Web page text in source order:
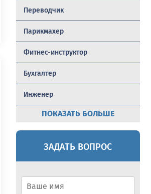
Переводчик
Парикмахер
Фитнес-инструктор
Бухгалтер
Инженер
ПОКАЗАТЬ БОЛЬШЕ
ЗАДАТЬ ВОПРОС